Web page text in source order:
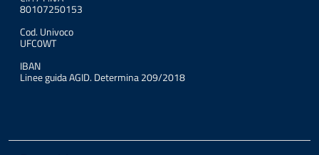
80107250153
Cod. Univoco
UFC0WT
IBAN
Linee guida AGID. Determina 209/2018